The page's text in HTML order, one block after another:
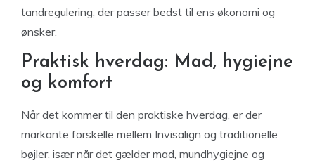
tandregulering, der passer bedst til ens økonomi og
ønsker.
Praktisk hverdag: Mad, hygiejne
og komfort
Når det kommer til den praktiske hverdag, er der
markante forskelle mellem Invisalign og traditionelle
bøjler, især når det gælder mad, mundhygiejne og